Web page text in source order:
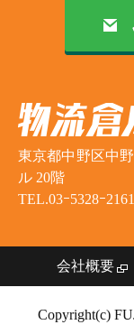
東京都中野区中
ル 20階
TEL.03ｰ5328ｰ
会社概要
Copyright(c)